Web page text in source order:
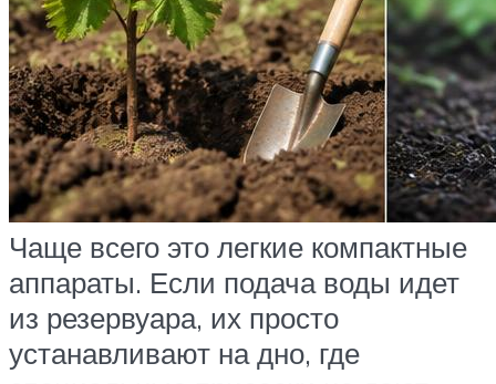
Чаще всего это легкие компактные
аппараты. Если подача воды идет
из резервуара, их просто
устанавливают на дно, где